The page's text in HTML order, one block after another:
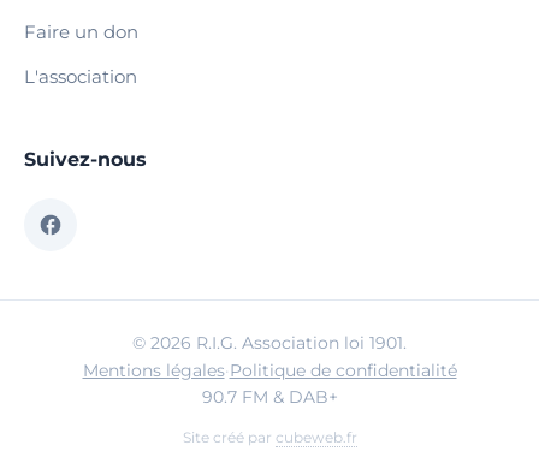
Faire un don
L'association
Suivez-nous
© 2026 R.I.G. Association loi 1901.
Mentions légales·Politique de confidentialité
90.7 FM & DAB+
Site créé par cubeweb.fr